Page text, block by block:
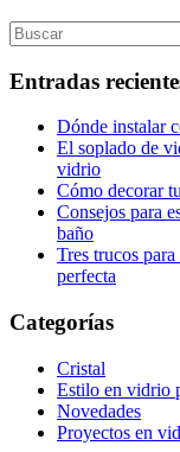
Entradas
Dónde instalar
El soplado de
vidrio
Cómo decorar
Consejos para
baño
Tres trucos
perfecta
Categorías
Cristal
Estilo en vidrio
Novedades
Proyectos en